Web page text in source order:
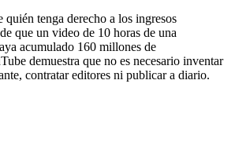
quién tenga derecho a los ingresos
que un video de 10 horas de una
acumulado 160 millones de
demuestra que no es necesario inventar
contratar editores ni publicar a diario.